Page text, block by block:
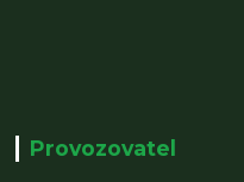
Provozovatel